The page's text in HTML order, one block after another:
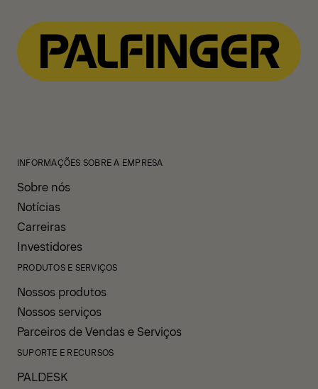
INFORMAÇÕES SOBRE A EMPRESA
Sobre nós
Notícias
Carreiras
Investidores
PRODUTOS E SERVIÇOS
Nossos produtos
Nossos serviços
Parceiros de Vendas e Serviços
SUPORTE E RECURSOS
PALDESK